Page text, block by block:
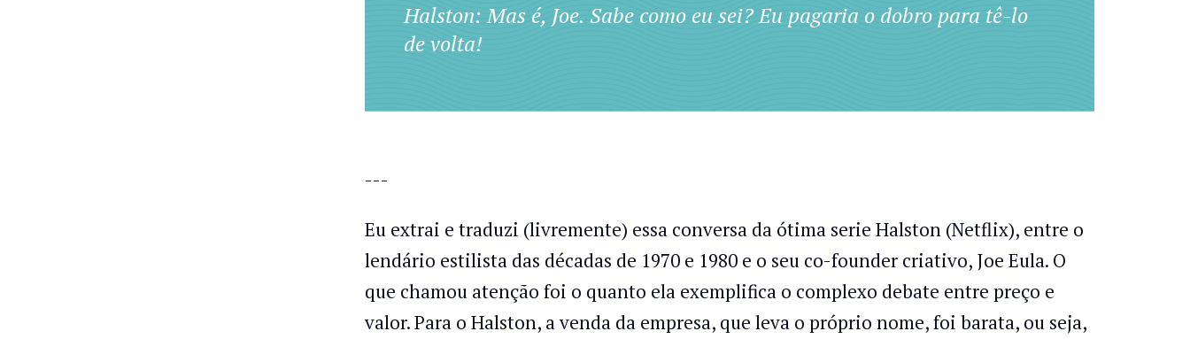
Halston: Mas é, Joe. Sabe como eu sei? Eu pagaria o dobro para tê-lo
de volta!
---
Eu extrai e traduzi (livremente) essa conversa da ótima serie Halston (Netflix), entre o
lendário estilista das décadas de 1970 e 1980 e o seu co-founder criativo, Joe Eula. O
que chamou atenção foi o quanto ela exemplifica o complexo debate entre preço e
valor. Para o Halston, a venda da empresa, que leva o próprio nome, foi barata, ou seja,